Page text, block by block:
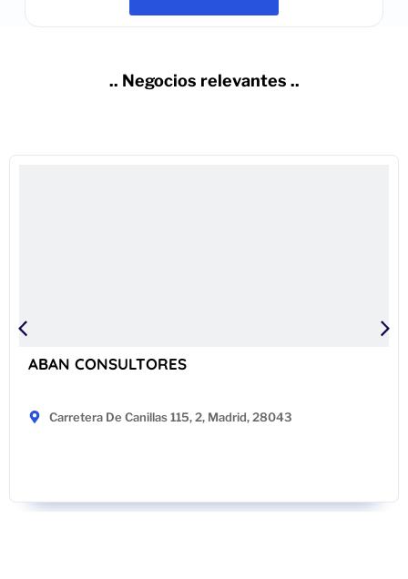
.. Negocios relevantes ..
ABAN CONSULTORES
Carretera De Canillas 115, 2, Madrid, 28043